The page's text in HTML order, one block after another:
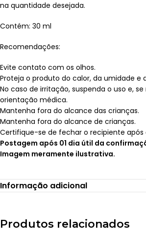
na quantidade desejada.
Contém: 30 ml
Recomendações:
Evite contato com os olhos.
Proteja o produto do calor, da umidade e
No caso de irritação, suspenda o uso e,
orientação médica.
Mantenha fora do alcance das crianças.
Mantenha fora do alcance de crianças.
Certifique-se de fechar o recipiente após
Postagem após 01 dia útil da
Imagem meramente ilustrativa.
Informação adicional
Produtos relacionados